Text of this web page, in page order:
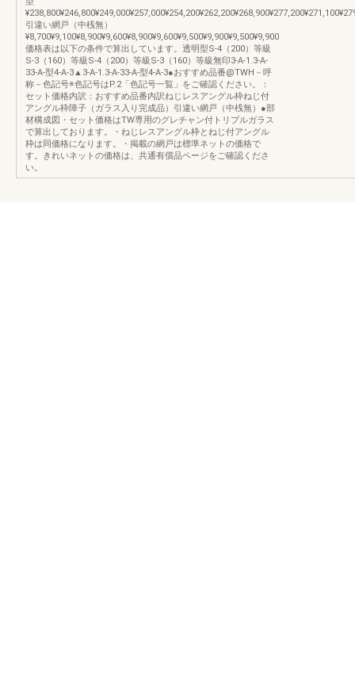
引違い網戸（中桟無）
¥8,700¥9,100¥8,900¥9,600¥8,900¥9,600¥9,500¥9,900¥9,500¥9,900
価格表は以下の条件で算出しています。透明型S-4（200）等級
S-3（160）等級S-4（200）等級S-3（160）等級無印3-A-1.3-A-
33-A-型4-A-3▲3-A-1.3-A-33-A-型4-A-3●おすすめ品番@TWH－呼
称－色記号※色記号はP.2「色記号一覧」をご確認ください。：
セット価格内訳：おすすめ品番内訳ねじレスアングル枠ねじ付
アングル枠障子（ガラス入り完成品）引違い網戸（中桟無）●部
材構成図・セット価格はTW専用のグレチャン付トリプルガラス
で算出しております。・ねじレスアングル枠とねじ付アングル
枠は同価格になります。・掲載の網戸は標準ネットの価格で
す。きれいネットの価格は、共通有償品ページをご確認くださ
い。